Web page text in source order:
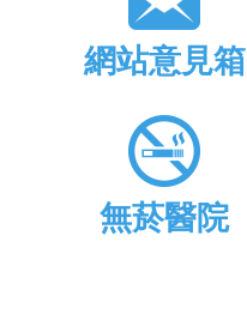
網站意見箱
無菸醫院